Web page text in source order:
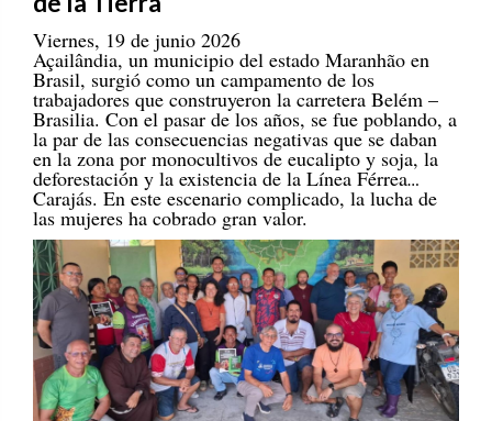
Viernes, 19 de junio 2026
Açailândia, un municipio del estado Maranhão en
Brasil, surgió como un campamento de los
trabajadores que construyeron la carretera Belém –
Brasilia. Con el pasar de los años, se fue poblando, a
la par de las consecuencias negativas que se daban
en la zona por monocultivos de eucalipto y soja, la
deforestación y la existencia de la Línea Férrea
Carajás. En este escenario complicado, la lucha de
las mujeres ha cobrado gran valor.